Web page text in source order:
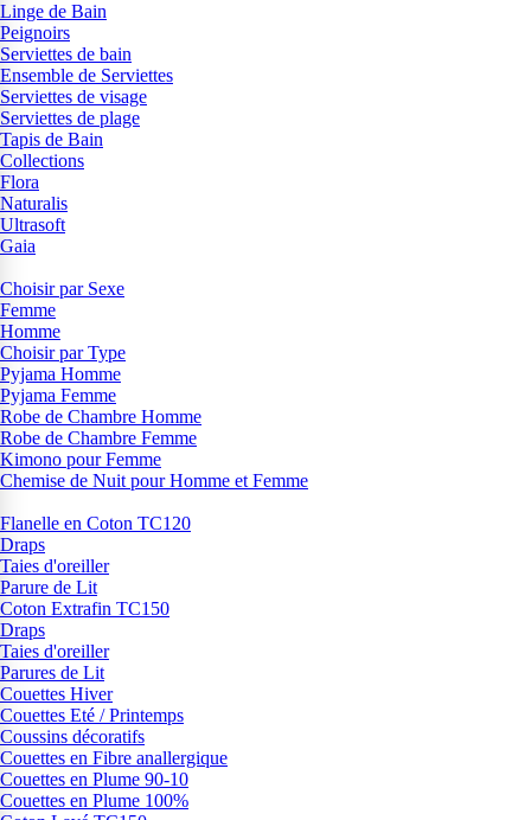
Linge de Bain
Peignoirs
Serviettes de bain
Ensemble de Serviettes
Serviettes de visage
Serviettes de plage
Tapis de Bain
Collections
Flora
Naturalis
Ultrasoft
Gaia
Choisir par Sexe
Femme
Homme
Choisir par Type
Pyjama Homme
Pyjama Femme
Robe de Chambre Homme
Robe de Chambre Femme
Kimono pour Femme
Chemise de Nuit pour Homme et Femme
Flanelle en Coton TC120
Draps
Taies d'oreiller
Parure de Lit
Coton Extrafin TC150
Draps
Taies d'oreiller
Parures de Lit
Couettes Hiver
Couettes Eté / Printemps
Coussins décoratifs
Couettes en Fibre anallergique
Couettes en Plume 90-10
Couettes en Plume 100%